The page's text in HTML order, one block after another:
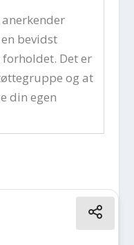
bevidst
Det er
og at
din egen